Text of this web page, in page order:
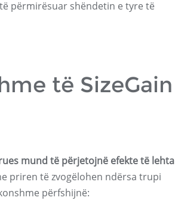
përmirësuar shëndetin e tyre të
të SizeGain
mund të përjetojnë efekte të lehta
priren të zvogëlohen ndërsa trupi
përfshijnë: